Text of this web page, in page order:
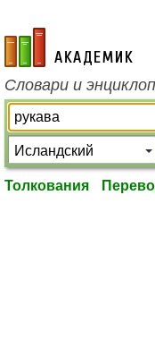
academic.ru
Словари и
Толкования